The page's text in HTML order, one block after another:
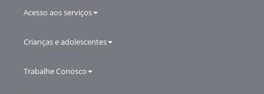
Acesso aos serviços
Crianças e adolescentes
Trabalhe Conosco